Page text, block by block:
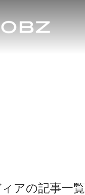
ィアの記事一覧